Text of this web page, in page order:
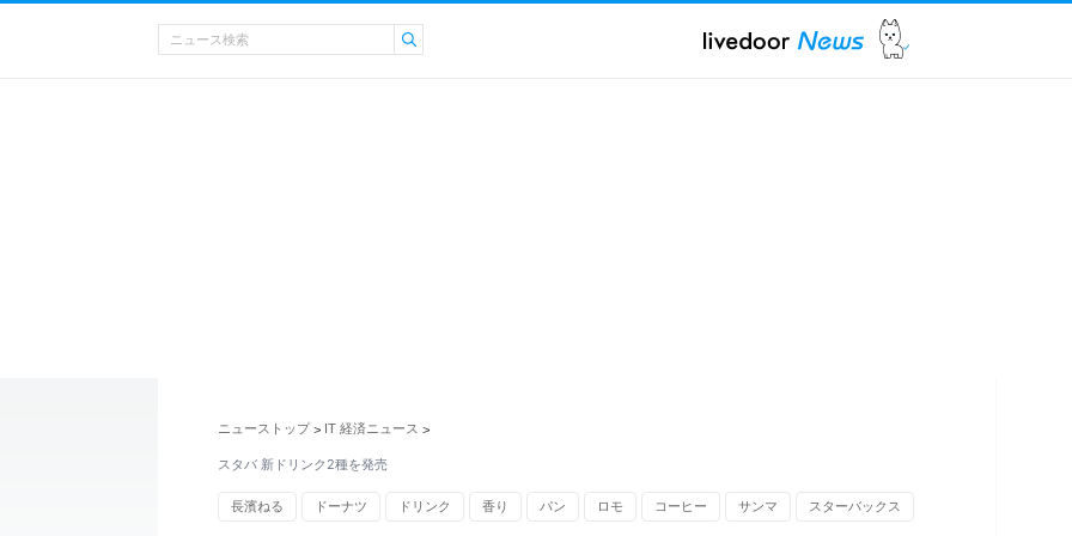
ニューストップ > IT 経済ニュース >
スタバ 新ドリンク2種を発売
長濱ねる ドーナツ ドリンク 香り パン ロモ コーヒー サンマ スターバックス